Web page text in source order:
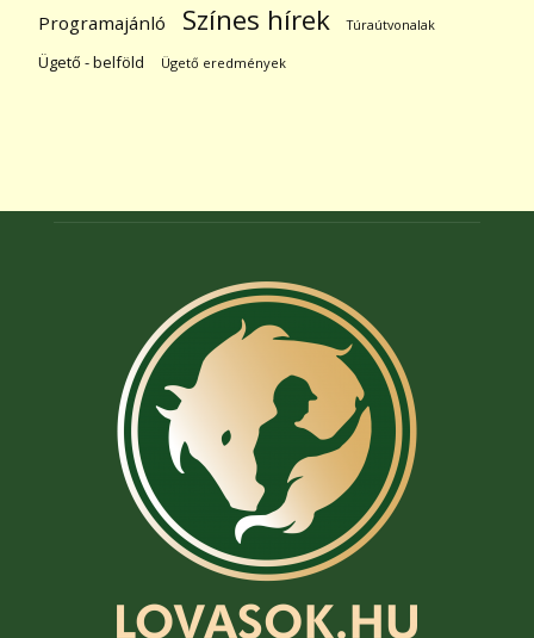
Programajánló Színes hírek Túraútvonalak
Ügető - belföld Ügető eredmények